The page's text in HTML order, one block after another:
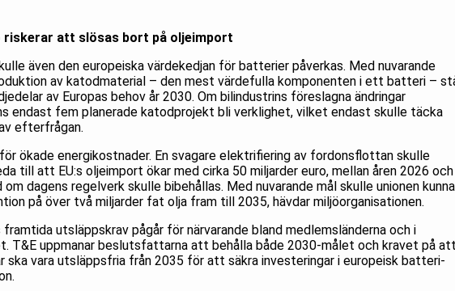
riskerar att slösas bort på oljeimport
även den europeiska värdekedjan för batterier påverkas. Med nuvarande
av katodmaterial – den mest värdefulla komponenten i ett batteri –
av Europas behov år 2030. Om bilindustrins föreslagna ändringar
endast fem planerade katodprojekt bli verklighet, vilket endast skulle täcka
efterfrågan.
ökade energikostnader. En svagare elektrifiering av fordonsflottan skulle
till att EU:s oljeimport ökar med cirka 50 miljarder euro, mellan åren 2026 och
dagens regelverk skulle bibehållas. Med nuvarande mål skulle unionen kunna
på över två miljarder fat olja fram till 2035, hävdar miljöorganisationen.
framtida utsläppskrav pågår för närvarande bland medlemsländerna och i
T&E uppmanar beslutsfattarna att behålla både 2030-målet och kravet på
ska vara utsläppsfria från 2035 för att säkra investeringar i europeisk batteri-